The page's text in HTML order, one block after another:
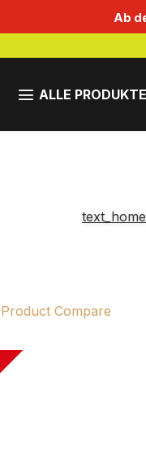
Ab
ALLE PRODUKTE
text_home
Product Compare